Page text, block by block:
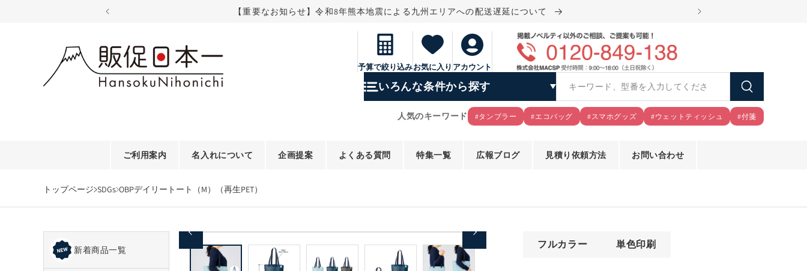
【重要なお知らせ】令和8年熊本地震による九州エリアへの配送遅延について スピード見積もりで小ロ
人気のキーワード #タンブラー #エコバッグ #スマホグッズ #ウェットティッシュ #付箋
ご利用案内 名入れについて 企画提案 よくある質問 特集一覧 広報ブログ 見積り依頼方法 お問い合わせ
いろんな条件から探す
予算で絞り込みお気に入り アカウント
トップページ SDGs OBPデイリートート（M）（再生PET）
新着商品一覧
商品情
報にス
キップ
モ
ー
ー
フルカラー 単色印刷